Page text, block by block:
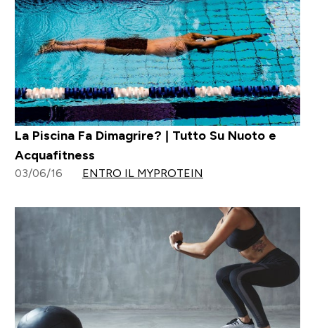
La Piscina Fa Dimagrire? | Tutto Su Nuoto e
Acquafitness
03/06/16 ENTRO IL MYPROTEIN